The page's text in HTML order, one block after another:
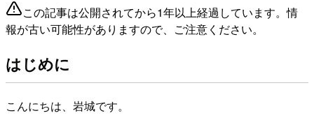
この記事は公開されてから1年以上経過しています。情
報が古い可能性がありますので、ご注意ください。
はじめに
こんにちは、岩城です。